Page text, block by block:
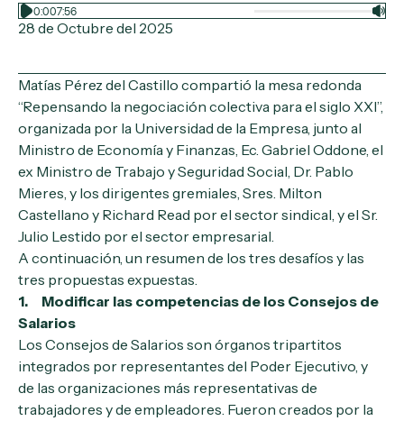
0:007:56
28 de Octubre del 2025
Matías Pérez del Castillo compartió la mesa redonda
“Repensando la negociación colectiva para el siglo XXI”,
organizada por la Universidad de la Empresa, junto al
Ministro de Economía y Finanzas, Ec. Gabriel Oddone, el
ex Ministro de Trabajo y Seguridad Social, Dr. Pablo
Mieres, y los dirigentes gremiales, Sres. Milton
Castellano y Richard Read por el sector sindical, y el Sr.
Julio Lestido por el sector empresarial.
A continuación, un resumen de los tres desafíos y las
tres propuestas expuestas.
1. Modificar las competencias de los Consejos de
Salarios
Los Consejos de Salarios son órganos tripartitos
integrados por representantes del Poder Ejecutivo, y
de las organizaciones más representativas de
trabajadores y de empleadores. Fueron creados por la